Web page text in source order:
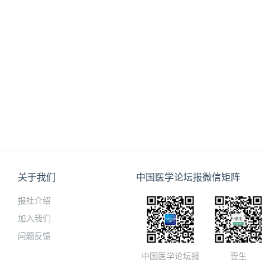
关于我们
报社介绍
加入我们
问题反馈
中国医学论坛报微信矩阵
中国医学论坛报 壹生